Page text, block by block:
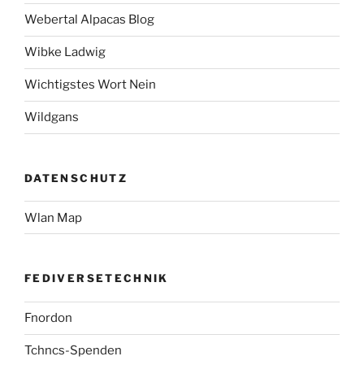
Webertal Alpacas Blog
Wibke Ladwig
Wichtigstes Wort Nein
Wildgans
DATENSCHUTZ
Wlan Map
FEDIVERSETECHNIK
Fnordon
Tchncs-Spenden